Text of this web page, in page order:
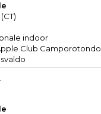
indoor
Club Camporotondo